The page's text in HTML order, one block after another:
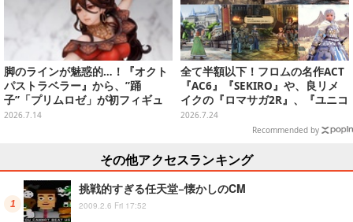
脚のラインが魅惑的…！『オクト
パストラベラー』から、”踊
子”「プリムロゼ」が初フィギュ
ア化
2026.7.14
全て半額以下！フロムの名作ACT
『AC6』『SEKIRO』や、良リメ
イクの『ロマサガ2R』、『ユニコ
ーンオーバーロード』と『SO6』
もお手頃価格に【PS Storeのお薦
2026.7.24
Recommended by
その他アクセスランキング
挑戦的すぎる任天堂−懐かしのCM
2009.2.6 Fri 17:52